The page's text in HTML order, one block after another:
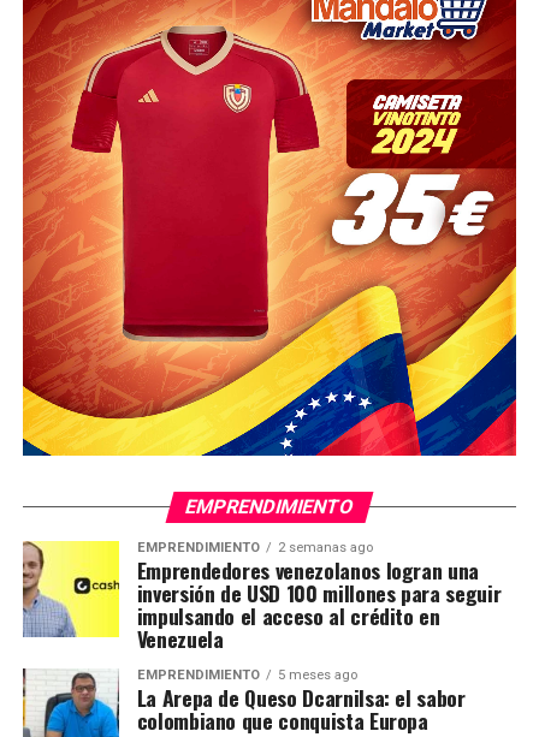
EMPRENDIMIENTO
EMPRENDIMIENTO 2 semanas ago
Emprendedores venezolanos logran una
inversión de USD 100 millones para seguir
impulsando el acceso al crédito en
Venezuela
EMPRENDIMIENTO 5 meses ago
La Arepa de Queso Dcarnilsa: el sabor
colombiano que conquista Europa